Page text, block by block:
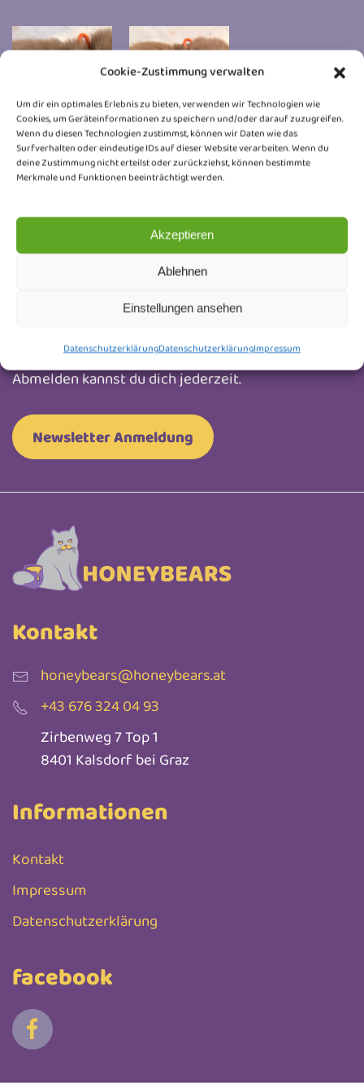
Cookie-Zustimmung verwalten
Um dir ein optimales Erlebnis zu bieten, verwenden wir Technologien wie
Cookies, um Geräteinformationen zu speichern und/oder darauf zuzugreifen.
Wenn du diesen Technologien zustimmst, können wir Daten wie das
Surfverhalten oder eindeutige IDs auf dieser Website verarbeiten. Wenn du
deine Zustimmung nicht erteilst oder zurückziehst, können bestimmte
Merkmale und Funktionen beeinträchtigt werden.
Akzeptieren
Ablehnen
Einstellungen ansehen
DatenschutzerklärungDatenschutzerklärungImpressum
Newsletter
unsere Honeybears, Wurfankündigungen, Kitten-
Keine Werbung, nur liebevoll ausgesuchte Infos.
Abmelden kannst du dich jederzeit.
Newsletter Anmeldung
Kontakt
honeybears@honeybears.at
+43 676 324 04 93
Zirbenweg 7 Top 1
8401 Kalsdorf bei Graz
Informationen
Kontakt
Impressum
Datenschutzerklärung
facebook